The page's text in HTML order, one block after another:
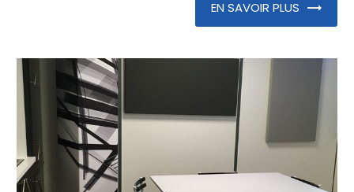
EN SAVOIR PLUS